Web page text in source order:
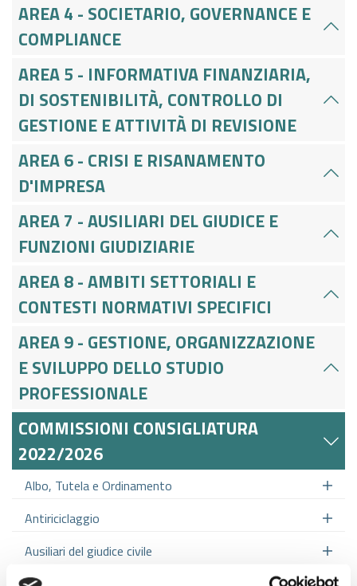
AREA 4 - SOCIETARIO, GOVERNANCE E
COMPLIANCE
AREA 5 - INFORMATIVA FINANZIARIA,
DI SOSTENIBILITÀ, CONTROLLO DI
GESTIONE E ATTIVITÀ DI REVISIONE
AREA 6 - CRISI E RISANAMENTO
D'IMPRESA
AREA 7 - AUSILIARI DEL GIUDICE E
FUNZIONI GIUDIZIARIE
AREA 8 - AMBITI SETTORIALI E
CONTESTI NORMATIVI SPECIFICI
AREA 9 - GESTIONE, ORGANIZZAZIONE
E SVILUPPO DELLO STUDIO
PROFESSIONALE
COMMISSIONI CONSIGLIATURA
2022/2026
Albo, Tutela e Ordinamento
Antiriciclaggio
Ausiliari del giudice civile